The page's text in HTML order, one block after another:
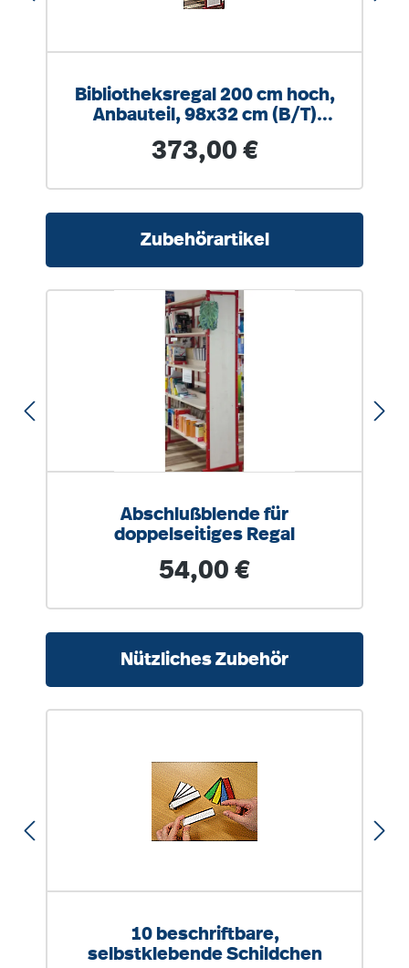
Bibliotheksregal 200 cm hoch,
Anbauteil, 98x32 cm (B/T)
Regulärer Preis:
373,00 €
Zubehörartikel
Abschlußblende für
doppelseitiges Regal
Regulärer Preis:
54,00 €
Nützliches Zubehör
10 beschriftbare,
selbstklebende Schildchen